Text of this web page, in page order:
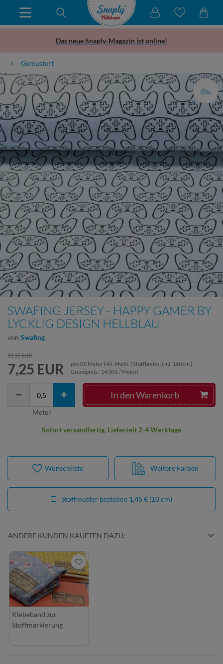
Das neue Snaply-Magazin ist online!
Gemustert
SWAFING JERSEY - HAPPY GAMER BY
LYCKLIG DESIGN HELLBLAU
von Swafing
11,15 EUR
7,25 EUR pro0,5 Meter inkl. MwSt. ( Stoffbreite (cm): 160 cm |
Grundpreis: 14,50 € / Meter)
In den Warenkorb
Meter
Sofort versandfertig, Lieferzeit 2-4 Werktage
Weitere Farben
Wunschliste
Stoffmuster bestellen 1,45 € (10 cm)
ANDERE KUNDEN KAUFTEN DAZU:
Klebeband zur
Stoffmarkierung